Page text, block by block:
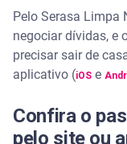
Pelo Serasa Limpa
negociar dívidas, e
precisar sair de
aplicativo (iOS e
Confira o
pelo site ou